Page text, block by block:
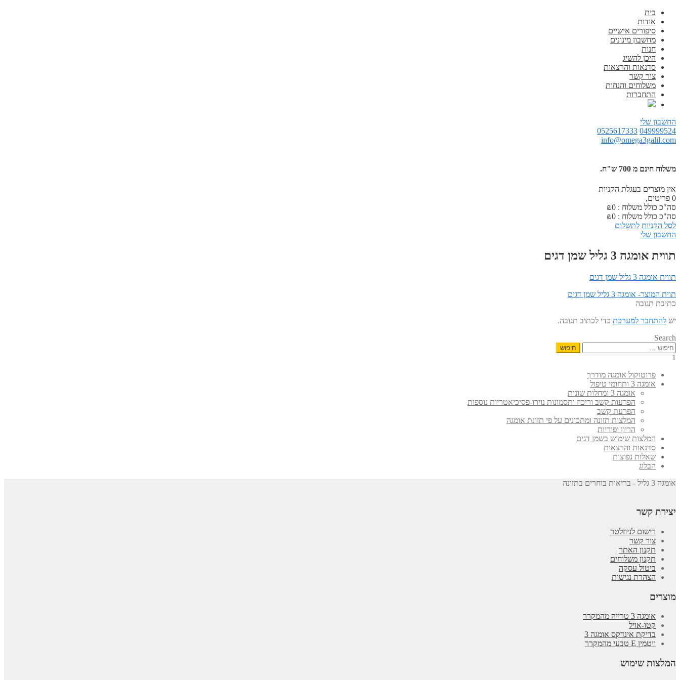
בית
אודות
סיפורים אישיים
מחשבון מינונים
חנות
היכן להשיג
סדנאות והרצאות
צור קשר
משלוחים והנחות
התחברות
החשבון שלי
049999524
0525617333
info@omega3galil.com
משלוח חינם מ 700 ש"ח.
אין מוצרים בעגלת הקניות
0 פריטים,
סה"כ כולל משלוח :
₪0
סה"כ כולל משלוח :
₪0
לסל הקניות לתשלום
החשבון שלי
תווית אומגה 3 גליל שמן דגים
תווית אומגה 3 גליל שמן דגים
ניווט
הפוסט
הקודם:
תוית המוצר- אומגה 3 גליל שמן דגים
כתיבת תגובה
יש להתחבר למערכת כדי לכתוב תגובה.
Search
חיפוש:
1
פרוטוקול אומגה מודרך
אומגה 3 ותחומי טיפול
אומגה 3 ומחלות שונות
הפרעות קשב וריכוז ותסמונות נוירו-פסיכיאטריות נוספות
הפרעת קשב
המלצות תזונה ומתכונים על פי תזונת אומגה
הריון ופוריות
המלצות שימוש בשמן דגים
סדנאות והרצאות
שאלות נפוצות
הבלוג
אומגה 3 גליל - בריאות בוחרים בתזונה
יצירת קשר
רישום לניוזלטר
צור קשר
תקנון האתר
תקנון משלוחים
ביטול עסקה
הצהרת נגישות
מוצרים
אומגה 3 טרייה מהמקרר
קטו-אויל
בדיקת אינדקס אומגה 3
ויטמין E טבעי מהמקרר
המלצות שימוש